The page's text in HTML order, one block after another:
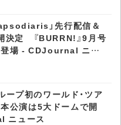
」先行配信＆
決定 『BURRN!』9月号
登場 - CDJournal ニュ
プ初のワールド・ツア
公演は5大ドームで開
ニュース